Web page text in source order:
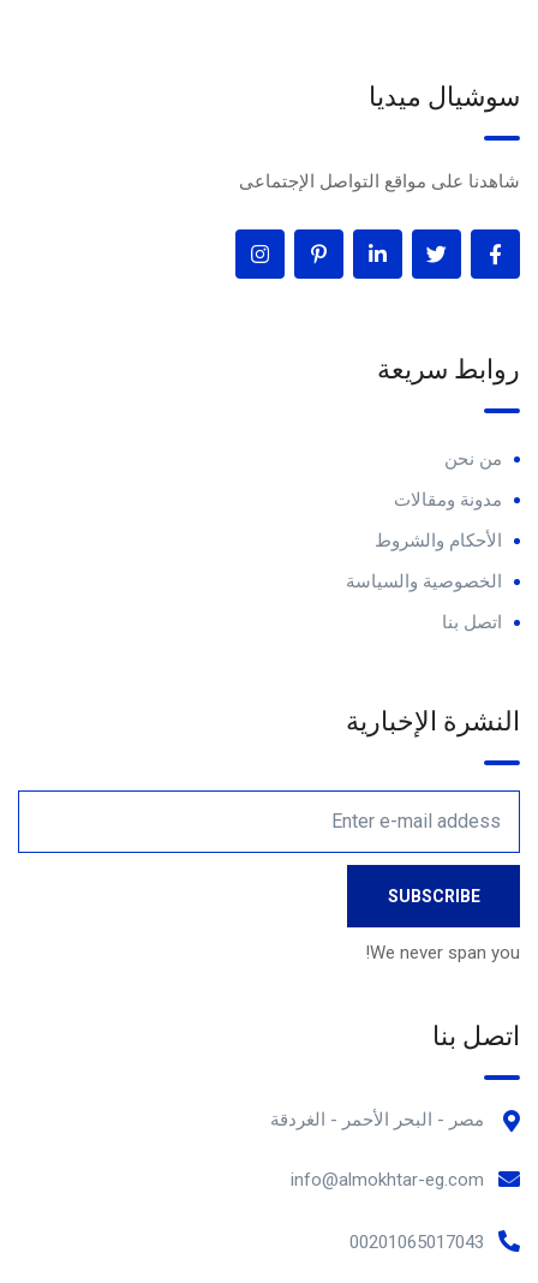
سوشيال ميديا
شاهدنا على مواقع التواصل الإجتماعى
روابط سريعة
من نحن
مدونة ومقالات
الأحكام والشروط
الخصوصية والسياسة
اتصل بنا
النشرة الإخبارية
We never span you!
اتصل بنا
مصر - البحر الأحمر - الغردقة
info@almokhtar-eg.com
00201065017043